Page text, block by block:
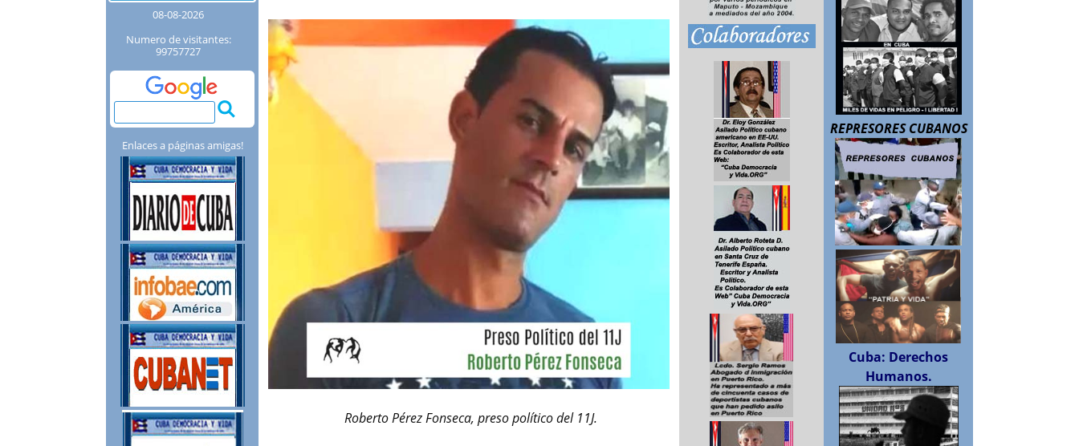
08-08-2026
Numero de visitantes:
99757727
Enlaces a páginas amigas!
Roberto Pérez Fonseca, preso político del 11J.
REPRESORES CUBANOS
Cuba: Derechos
Humanos.